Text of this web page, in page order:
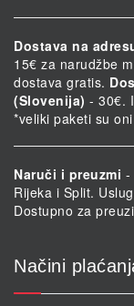
Dostava na
15€ za narudžbe
dostava gratis.
(Slovenija) - 30€.
*veliki paketi su
Naruči i preuzmi -
Rijeka i Split.
Dostupno za
Načini